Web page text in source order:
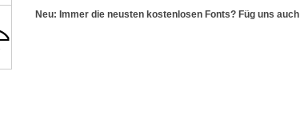
Neu: Immer die neusten kostenlosen Fonts? Füg uns